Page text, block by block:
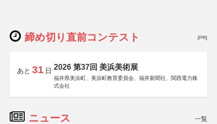
締め切り直前コンテスト [PR]
あと 31 日 2026 第37回 美浜美術展
福井県美浜町、美浜町教育委員会、福井新聞社、関西電力株
式会社
ニュース 一覧